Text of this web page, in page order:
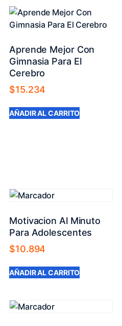
Aprende Mejor Con
Gimnasia Para El
Cerebro
$15.234
AÑADIR AL CARRITO
Motivacion Al Minuto
Para Adolescentes
$10.894
AÑADIR AL CARRITO